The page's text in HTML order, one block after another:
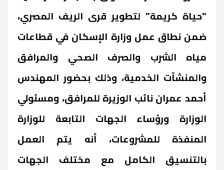
"حياة كريمة" لتطوير قرى الريف المصري،
ضمن نطاق عمل وزارة الإسكان في قطاعات
مياه الشرب والصرف الصحي والمرافق
والمنشآت الخدمية، وذلك بحضور المهندس
أحمد عمران نائب الوزيرة للمرافق، ومسئولي
الوزارة ورؤساء الجهات التابعة للوزارة
المنفذة للمشروعات، أنه يتم العمل
بالتنسيق الكامل مع مختلف الجهات